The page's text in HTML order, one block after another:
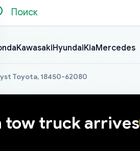
KawasakiHyundaiKiaMercedes
Toyota, 18450-62080
tow truck arrives